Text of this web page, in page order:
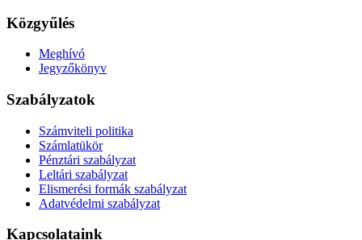
Közgyűlés
Meghívó
Jegyzőkönyv
Szabályzatok
Számviteli politika
Számlatükör
Pénztári szabályzat
Leltári szabályzat
Elismerési formák szabályzat
Adatvédelmi szabályzat
Kapcsolataink